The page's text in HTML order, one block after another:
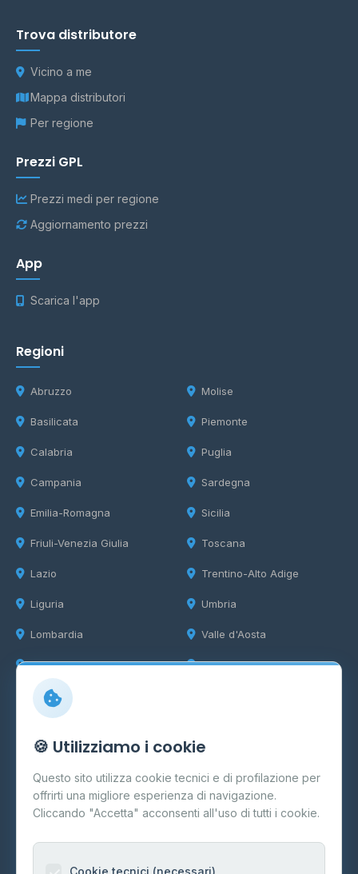
Trova distributore
Vicino a me
Mappa distributori
Per regione
Prezzi GPL
Prezzi medi per regione
Aggiornamento prezzi
App
Scarica l'app
Regioni
Abruzzo
Basilicata
Calabria
Campania
Emilia-Romagna
Friuli-Venezia Giulia
Lazio
Liguria
Lombardia
Marche
Molise
Piemonte
Puglia
Sardegna
Sicilia
Toscana
Trentino-Alto Adige
Umbria
Valle d'Aosta
Veneto
Info
Cos'è il GPL
FAQ
Contatti
🍪 Utilizziamo i cookie
Questo sito utilizza cookie tecnici e di profilazione per
offrirti una migliore esperienza di navigazione.
Cliccando "Accetta" acconsenti all'uso di tutti i cookie.
Cookie tecnici (necessari)